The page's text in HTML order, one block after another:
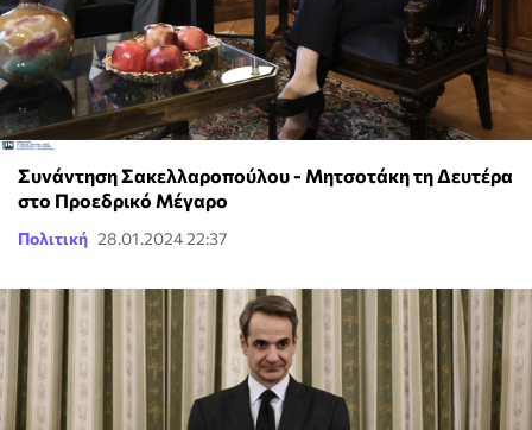
Συνάντηση Σακελλαροπούλου - Μητσοτάκη τη Δευτέρα
στο Προεδρικό Μέγαρο
Πολιτική 28.01.2024 22:37